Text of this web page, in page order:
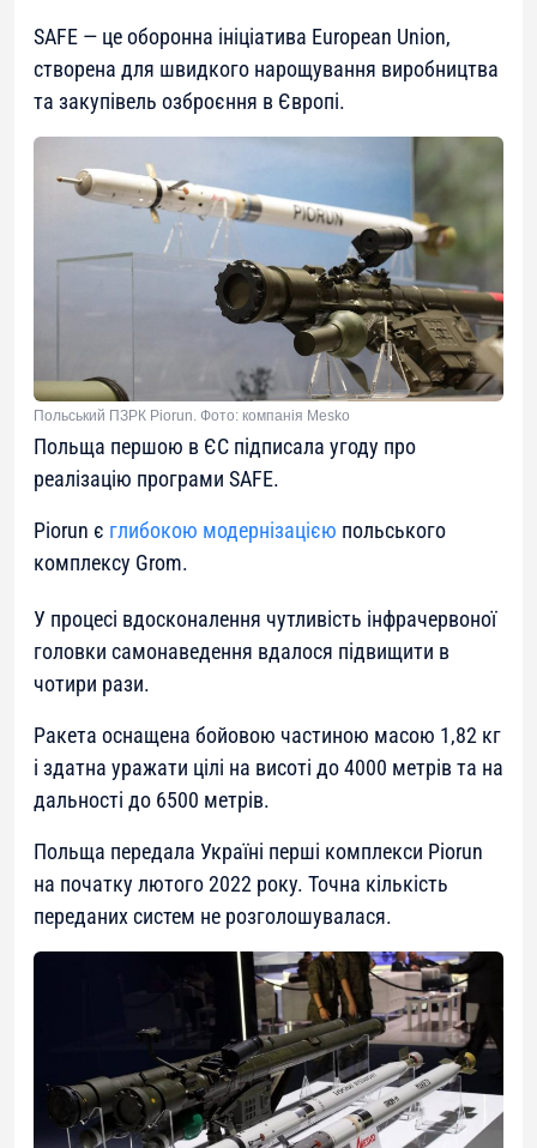
SAFE — це оборонна ініціатива European Union,
створена для швидкого нарощування виробництва
та закупівель озброєння в Європі.
Польський ПЗРК Piorun. Фото: компанія Mesko
Польща першою в ЄС підписала угоду про
реалізацію програми SAFE.
Piorun є глибокою модернізацією польського
комплексу Grom.
У процесі вдосконалення чутливість інфрачервоної
головки самонаведення вдалося підвищити в
чотири рази.
Ракета оснащена бойовою частиною масою 1,82 кг
і здатна уражати цілі на висоті до 4000 метрів та на
дальності до 6500 метрів.
Польща передала Україні перші комплекси Piorun
на початку лютого 2022 року. Точна кількість
переданих систем не розголошувалася.